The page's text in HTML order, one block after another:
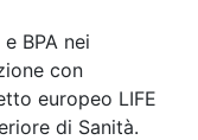
BPA nei
con
europeo LIFE
di Sanità.